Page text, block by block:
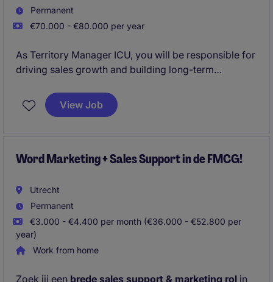
Permanent
€70.000 - €80.000 per year
As Territory Manager ICU, you will be responsible for
driving sales growth and building long-term
You will work closely with intensivists, ICU nurses,
procurement teams and clinical stakeholders to
View Job
Word Marketing + Sales Support in de FMCG!
Utrecht
Permanent
€3.000 - €4.400 per month (€36.000 - €52.800 per
year)
Work from home
Zoek jij een brede sales support & marketing rol in